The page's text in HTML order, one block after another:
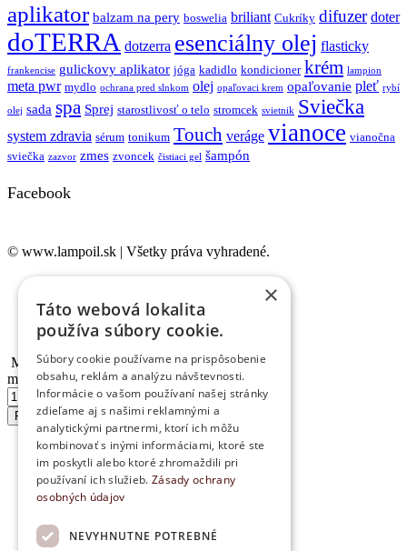
aplikator balzam na pery boswelia briliant Cukríky difuzer doter
doTERRA dotzerra esenciálny olej flasticky
frankencise gulickovy aplikator jóga kadidlo kondicioner krém lampion
meta pwr mydlo ochrana pred slnkom olej opaľovaci krem opaľovanie pleť rybí
olej sada spa Sprej starostlivosť o telo stromcek svietnik Sviečka
system zdravia sérum tonikum Touch veráge vianoce vianočna
sviečka zazvor zmes zvoncek čistiaci gel šampón
Facebook
© www.lampoil.sk | Všetky práva vyhradené.
Obchodné podmienky
Kontakt
Mydlo na kúpanie dōTERRA Balan...
množstvo Mydlo na kúpanie dōTERRA Balance
Pridať do košíka
×
Táto webová lokalita
používa súbory cookie.
Súbory cookie používame na prispôsobenie
obsahu, reklám a analýzu návštevnosti.
Informácie o vašom používaní našej stránky
zdieľame aj s našimi reklamnými a
analytickými partnermi, ktorí ich môžu
kombinovať s inými informáciami, ktoré ste
im poskytli alebo ktoré zhromaždili pri
používaní ich služieb. Zásady ochrany
osobných údajov
NEVYHNUTNE POTREBNÉ